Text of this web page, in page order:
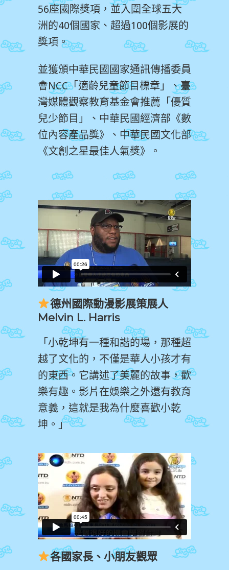
56座國際獎項，並入圍全球五大
洲的40個國家、超過100個影展的
獎項。
並獲頒中華民國國家通訊傳播委員
會NCC「適齡兒童節目標章」、臺
灣媒體觀察教育基金會推薦「優質
兒少節目」、中華民國經濟部《數
位內容產品獎》、中華民國文化部
《文創之星最佳人氣獎》。
德州國際動漫影展策展人
Melvin L. Harris
「小乾坤有一種和諧的場，那種超
越了文化的，不僅是華人小孩才有
的東西。它講述了美麗的故事，歡
樂有趣。影片在娛樂之外還有教育
意義，這就是我為什麼喜歡小乾
坤。」
各國家長、小朋友觀眾